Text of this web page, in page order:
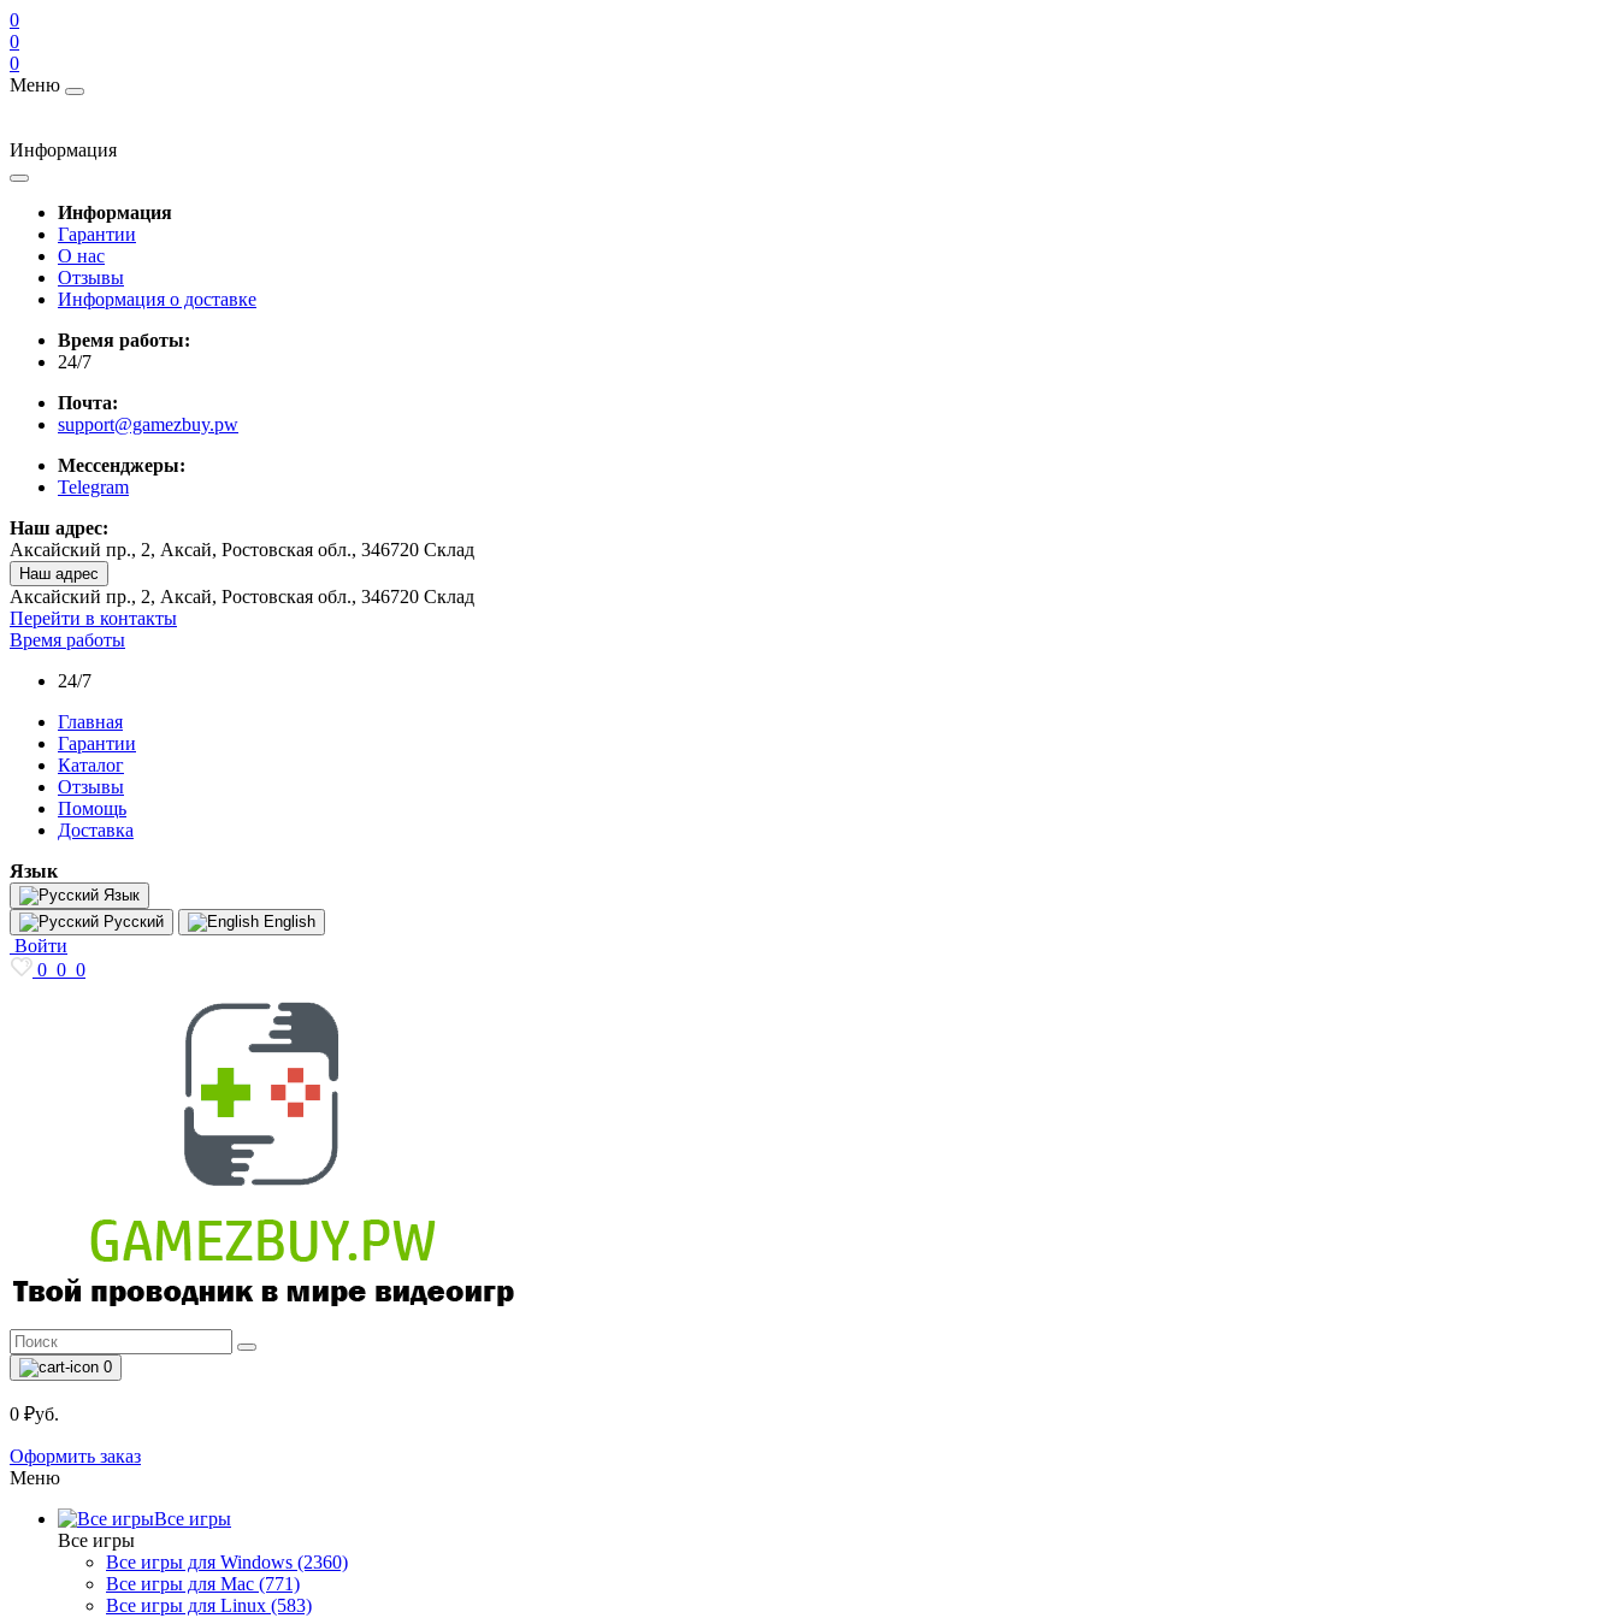
0
0
0
Меню
Информация
Информация
Гарантии
О нас
Отзывы
Информация о доставке
Время работы:
24/7
Почта:
support@gamezbuy.pw
Мессенджеры:
Telegram
Наш адрес:
Аксайский пр., 2, Аксай, Ростовская обл., 346720 Склад
Наш адрес
Аксайский пр., 2, Аксай, Ростовская обл., 346720 Склад
Перейти в контакты
Время работы
24/7
Главная
Гарантии
Каталог
Отзывы
Помощь
Доставка
Язык
Язык
Русский
English
Войти
0 0 0
0
0 ₽уб.
Оформить заказ
Меню
Все игры
Все игры
Все игры для Windows (2360)
Все игры для Mac (771)
Все игры для Linux (583)